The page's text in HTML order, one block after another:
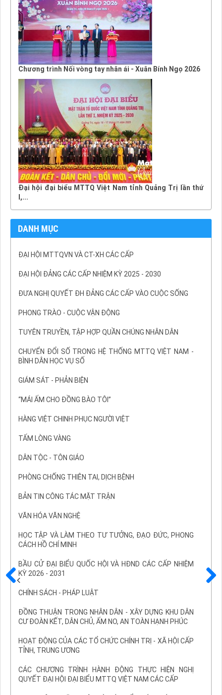
Chương trình Nối vòng tay nhân ái - Xuân Bính Ngọ 2026
Đại hội đại biểu MTTQ Việt Nam tỉnh Quảng Trị lần thứ
I,...
DANH MỤC
ĐẠI HỘI MTTQVN VÀ CT-XH CÁC CẤP
ĐẠI HỘI ĐẢNG CÁC CẤP NHIỆM KỲ 2025 - 2030
ĐƯA NGHỊ QUYẾT ĐH ĐẢNG CÁC CẤP VÀO CUỘC SỐNG
PHONG TRÀO - CUỘC VẬN ĐỘNG
TUYÊN TRUYỀN, TẬP HỢP QUẦN CHÚNG NHÂN DÂN
CHUYỂN ĐỔI SỐ TRONG HỆ THỐNG MTTQ VIỆT NAM -
BÌNH DÂN HỌC VỤ SỐ
GIÁM SÁT - PHẢN BIỆN
“MÁI ẤM CHO ĐỒNG BÀO TÔI”
HÀNG VIỆT CHINH PHỤC NGƯỜI VIỆT
TẤM LÒNG VÀNG
DÂN TỘC - TÔN GIÁO
PHÒNG CHỐNG THIÊN TAI, DỊCH BỆNH
BẢN TIN CÔNG TÁC MẶT TRẬN
VĂN HÓA VĂN NGHỆ
HỌC TẬP VÀ LÀM THEO TƯ TƯỞNG, ĐẠO ĐỨC, PHONG
CÁCH HỒ CHÍ MINH
BẦU CỬ ĐẠI BIỂU QUỐC HỘI VÀ HĐND CÁC CẤP NHIỆM
KỲ 2026 - 2031
CHÍNH SÁCH - PHÁP LUẬT
ĐỒNG THUẬN TRONG NHÂN DÂN - XÂY DỰNG KHU DÂN
CƯ ĐOÀN KẾT, DÂN CHỦ, ẤM NO, AN TOÀN HẠNH PHÚC
HOẠT ĐỘNG CỦA CÁC TỔ CHỨC CHÍNH TRỊ - XÃ HỘI CẤP
TỈNH, TRUNG ƯƠNG
CÁC CHƯƠNG TRÌNH HÀNH ĐỘNG THỰC HIỆN NGHỊ
QUYẾT ĐẠI HỘI ĐẠI BIỂU MTTQ VIỆT NAM CÁC CẤP
Trước